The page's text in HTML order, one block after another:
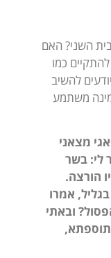
השני? האם
כמו
להשיב
משתמע
מצאני
לי: בשר
הורצה.
אמרו
ובאתי